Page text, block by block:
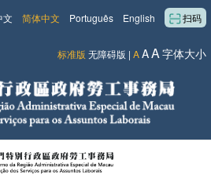
扫码
English
Português
简体中文
文
标准版 无障碍版 | AAA字体大小